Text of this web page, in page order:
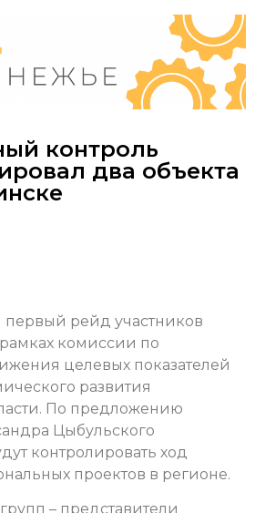
контроль
два объекта
первый рейд участников
комиссии по
целевых показателей
развития
По предложению
Цыбульского
контролировать ход
проектов в регионе.
– представители